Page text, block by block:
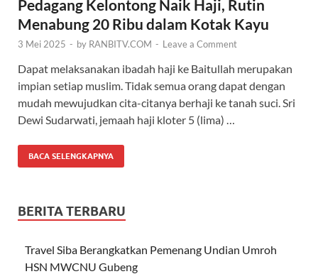
Pedagang Kelontong Naik Haji, Rutin
Menabung 20 Ribu dalam Kotak Kayu
3 Mei 2025 - by RANBITV.COM - Leave a Comment
Dapat melaksanakan ibadah haji ke Baitullah merupakan
impian setiap muslim. Tidak semua orang dapat dengan
mudah mewujudkan cita-citanya berhaji ke tanah suci. Sri
Dewi Sudarwati, jemaah haji kloter 5 (lima) …
BACA SELENGKAPNYA
BERITA TERBARU
Travel Siba Berangkatkan Pemenang Undian Umroh
HSN MWCNU Gubeng